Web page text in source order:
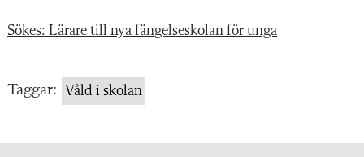
Sökes: Lärare till nya fängelseskolan för unga
Taggar: Våld i skolan